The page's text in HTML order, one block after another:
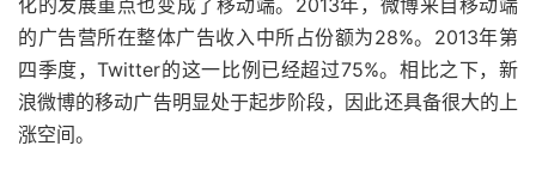
化的发展重点也变成了移动端。2013年，微博来自移动端
的广告营所在整体广告收入中所占份额为28%。2013年第
四季度，Twitter的这一比例已经超过75%。相比之下，新
浪微博的移动广告明显处于起步阶段，因此还具备很大的上
涨空间。